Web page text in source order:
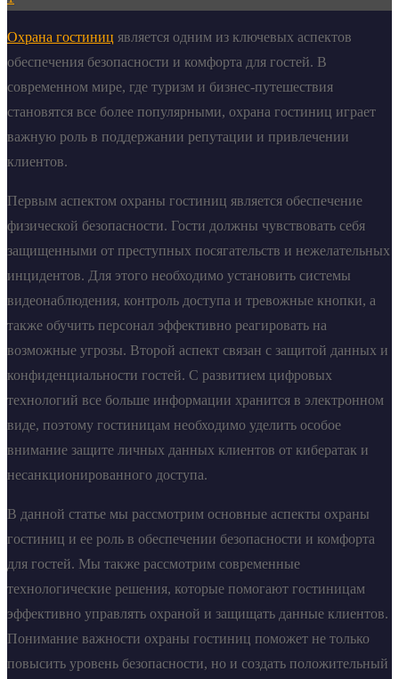
Охрана гостиниц является одним из ключевых аспектов
обеспечения безопасности и комфорта для гостей. В
современном мире, где туризм и бизнес-путешествия
становятся все более популярными, охрана гостиниц играет
важную роль в поддержании репутации и привлечении
клиентов.
Первым аспектом охраны гостиниц является обеспечение
физической безопасности. Гости должны чувствовать себя
защищенными от преступных посягательств и нежелательных
инцидентов. Для этого необходимо установить системы
видеонаблюдения, контроль доступа и тревожные кнопки, а
также обучить персонал эффективно реагировать на
возможные угрозы. Второй аспект связан с защитой данных и
конфиденциальности гостей. С развитием цифровых
технологий все больше информации хранится в электронном
виде, поэтому гостиницам необходимо уделить особое
внимание защите личных данных клиентов от кибератак и
несанкционированного доступа.
В данной статье мы рассмотрим основные аспекты охраны
гостиниц и ее роль в обеспечении безопасности и комфорта
для гостей. Мы также рассмотрим современные
технологические решения, которые помогают гостиницам
эффективно управлять охраной и защищать данные клиентов.
Понимание важности охраны гостиниц поможет не только
повысить уровень безопасности, но и создать положительный